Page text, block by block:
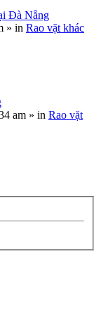
Đà Nẵng
» in Rao vặt khác
am » in Rao vặt